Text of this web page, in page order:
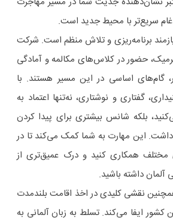
سریع‌تر با محیط جدید است.
برنامه‌ریزی و تلاش منظم است. شرکت
حضور در کلاس‌های مکالمه و آمادگی
گام‌های اساسی در این مسیر هستند. با
گفتاری و نوشتاری، نه‌تنها اعتماد به
بلکه شانس بیشتری برای پیدا کردن
این مهارت به شما کمک می‌کند تا در
مختلف همکاری کنید و درک عمیق‌تری از
داشته باشید.
نقشی کلیدی در اخذ اقامت بلندمدت
کشور ایفا می‌کند. تسلط به زبان آلمانی به